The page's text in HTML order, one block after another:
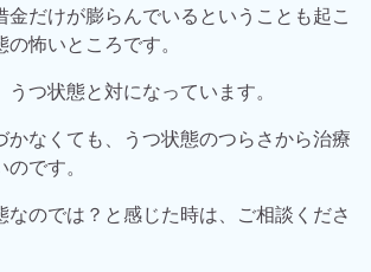
金だけが膨らんでいるということも起こ
怖いところです。
つ状態と対になっています。
かなくても、うつ状態のつらさから治療
です。
なのでは？と感じた時は、ご相談くださ